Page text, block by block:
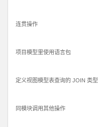
连贯操作
项目模型里使用语言包
定义视图模型表查询的 JOIN 类型
同模块调用其他操作